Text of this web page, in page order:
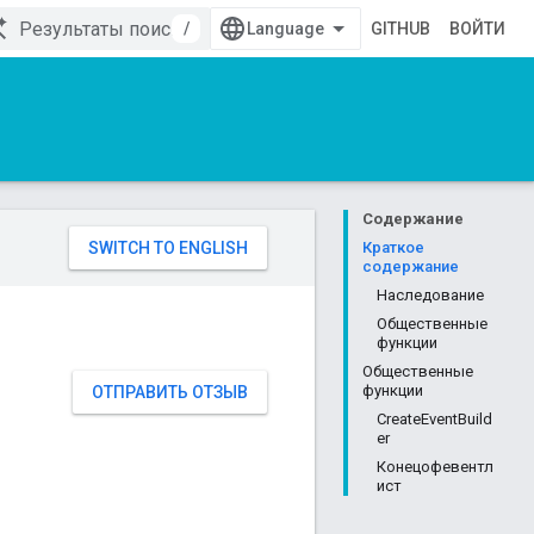
/ GITHUB ВОЙТИ
Содержание
Краткое
содержание
Наследование
Общественные
функции
Общественные
функции
CreateEventBuild
er
Конецофевентл
ист
ОТПРАВИТЬ ОТЗЫВ